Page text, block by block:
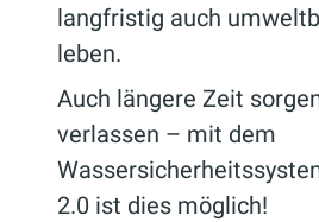
langfristig auch
leben.
Auch längere Zeit
verlassen – mit dem
2.0 ist dies möglich!